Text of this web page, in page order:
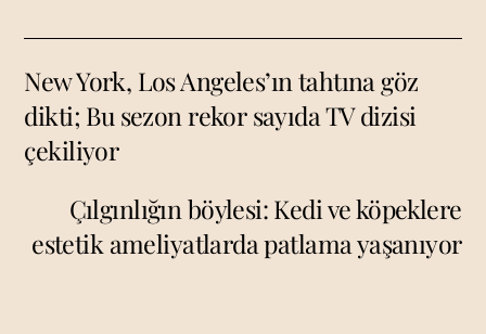
New York, Los Angeles’ın tahtına göz
dikti; Bu sezon rekor sayıda TV dizisi
çekiliyor
Çılgınlığın böylesi: Kedi ve köpeklere
estetik ameliyatlarda patlama yaşanıyor